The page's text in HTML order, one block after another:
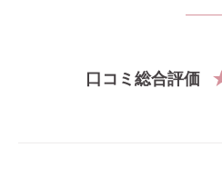
口コミ総合評価